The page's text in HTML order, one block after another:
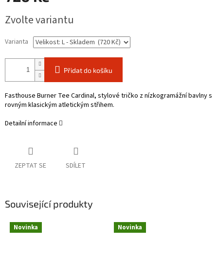
cena:
Zvolte variantu
Varianta
Přidat do košíku
Fasthouse Burner Tee Cardinal, stylové tričko z nízkogramážní bavlny s
rovným klasickým atletickým střihem.
Detailní informace
ZEPTAT SE SDÍLET
Související produkty
Novinka Novinka